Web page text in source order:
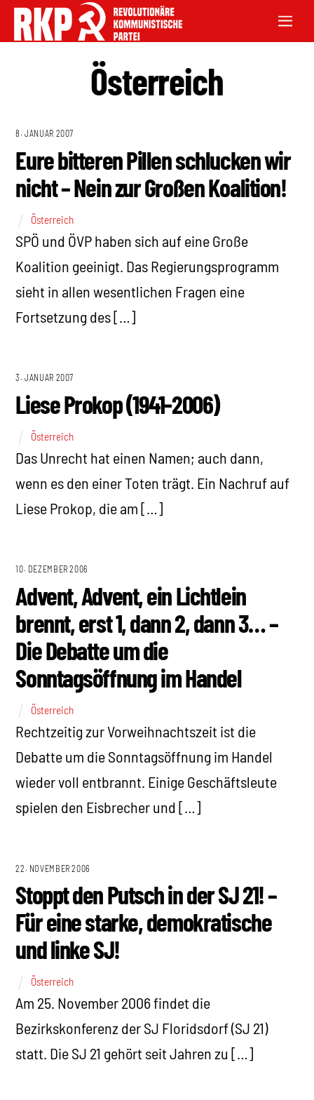
Österreich
8. JANUAR 2007
Eure bitteren Pillen schlucken wir
nicht – Nein zur Großen Koalition!
Österreich
SPÖ und ÖVP haben sich auf eine Große
Koalition geeinigt. Das Regierungsprogramm
sieht in allen wesentlichen Fragen eine
Fortsetzung des […]
3. JANUAR 2007
Liese Prokop (1941-2006)
Österreich
Das Unrecht hat einen Namen; auch dann,
wenn es den einer Toten trägt. Ein Nachruf auf
Liese Prokop, die am […]
10. DEZEMBER 2006
Advent, Advent, ein Lichtlein
brennt, erst 1, dann 2, dann 3… –
Die Debatte um die
Sonntagsöffnung im Handel
Österreich
Rechtzeitig zur Vorweihnachtszeit ist die
Debatte um die Sonntagsöffnung im Handel
wieder voll entbrannt. Einige Geschäftsleute
spielen den Eisbrecher und […]
22. NOVEMBER 2006
Stoppt den Putsch in der SJ 21! –
Für eine starke, demokratische
und linke SJ!
Österreich
Am 25. November 2006 findet die
Bezirkskonferenz der SJ Floridsdorf (SJ 21)
statt. Die SJ 21 gehört seit Jahren zu […]